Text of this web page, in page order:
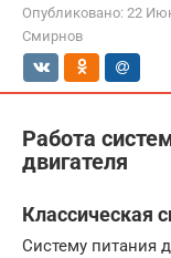
Опубликовано: 22
Смирнов
Работа
двигателя
Классическая
Систему питания